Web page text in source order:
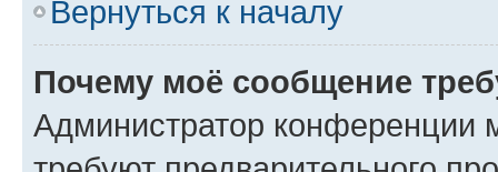
Вернуться к началу
Почему моё сообщение
Администратор конференции